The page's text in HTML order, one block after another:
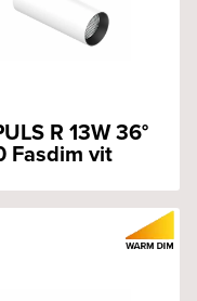
R 13W 36°
Fasdim vit